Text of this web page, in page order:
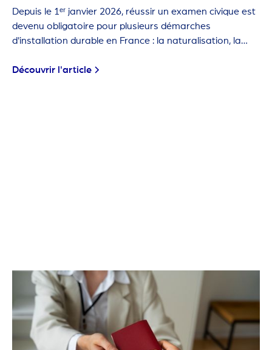
Depuis le 1ᵉʳ janvier 2026, réussir un examen civique est
devenu obligatoire pour plusieurs démarches
d'installation durable en France : la naturalisation, la
séjour pluriannuelle.
Découvrir l'article